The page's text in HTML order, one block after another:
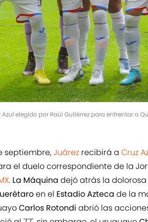
Azul elegido por Raúl Gutiérrez para enfrentar a
septiembre,Juárez recibirá a Cruz
el duelo correspondiente de la
. La Máquina dejó atrás la
en el Estadio Azteca de la
Carlos Rotondi abrió las